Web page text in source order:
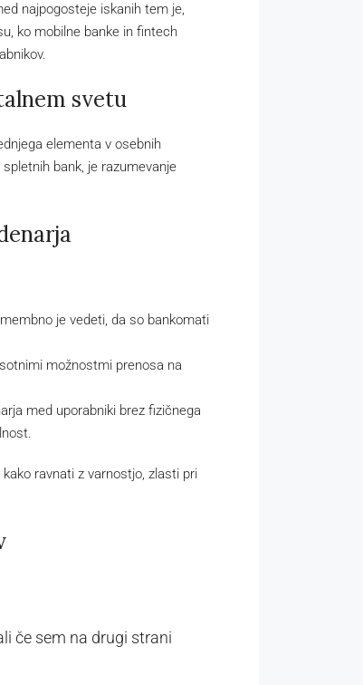
najpogosteje iskanih tem je,
ko mobilne banke in fintech
svetu
elementa v osebnih
bank, je razumevanje
je vedeti, da so bankomati
možnostmi prenosa na
med uporabniki brez fizičnega
ravnati z varnostjo, zlasti pri
če sem na drugi strani